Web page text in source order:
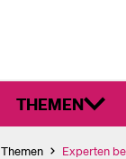
THEMEN
Themen Experten